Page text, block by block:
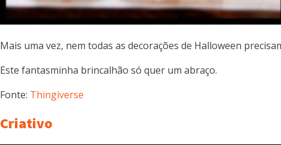
Mais uma vez, nem todas as decorações de Halloween
Este fantasminha brincalhão só quer um abraço.
Fonte: Thingiverse
Criativo